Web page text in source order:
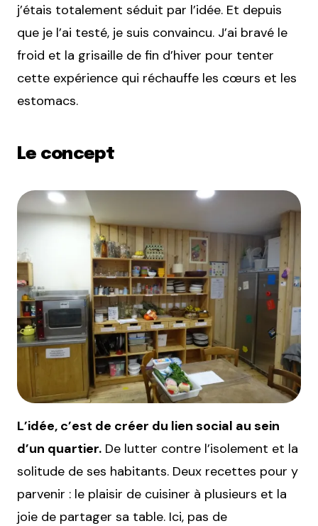
j’étais totalement séduit par l’idée. Et depuis
que je l’ai testé, je suis convaincu. J’ai bravé le
froid et la grisaille de fin d’hiver pour tenter
cette expérience qui réchauffe les cœurs et les
estomacs.
Le concept
L’idée, c’est de créer du lien social au sein
d’un quartier. De lutter contre l’isolement et la
solitude de ses habitants. Deux recettes pour y
parvenir : le plaisir de cuisiner à plusieurs et la
joie de partager sa table. Ici, pas de